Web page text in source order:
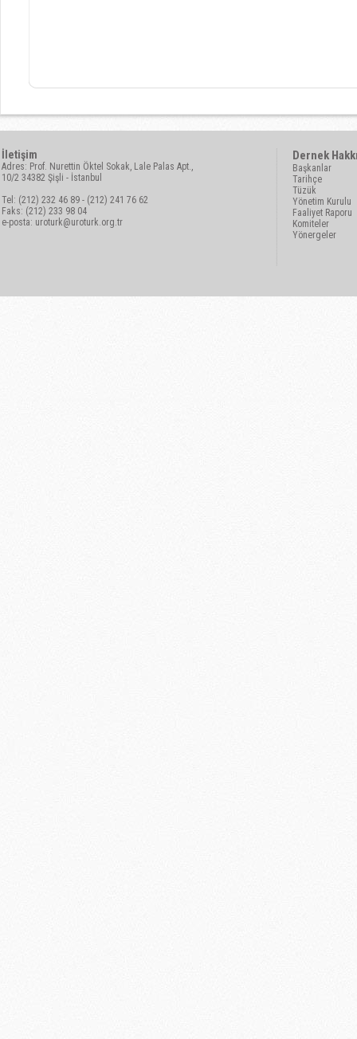
İletişim
Adres: Prof. Nurettin Öktel Sokak, Lale Palas Apt.,
10/2 34382 Şişli - İstanbul
Tel: (212) 232 46 89 - (212) 241 76 62
Faks: (212) 233 98 04
e-posta: uroturk@uroturk.org.tr
Dernek
Başkanlar
Tarihçe
Tüzük
Yönetim Kurulu
Faaliyet Raporu
Komiteler
Yönergeler